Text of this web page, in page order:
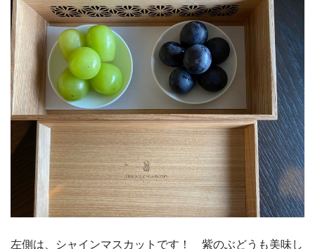
左側は、シャインマスカットです！ 紫のぶどうも美味し